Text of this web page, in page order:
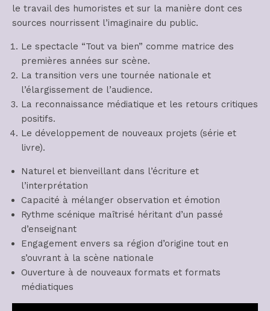
le travail des humoristes et sur la manière dont ces
sources nourrissent l’imaginaire du public.
Le spectacle “Tout va bien” comme matrice des
premières années sur scène.
La transition vers une tournée nationale et
l’élargissement de l’audience.
La reconnaissance médiatique et les retours critiques
positifs.
Le développement de nouveaux projets (série et
livre).
Naturel et bienveillant dans l’écriture et
l’interprétation
Capacité à mélanger observation et émotion
Rythme scénique maîtrisé héritant d’un passé
d’enseignant
Engagement envers sa région d’origine tout en
s’ouvrant à la scène nationale
Ouverture à de nouveaux formats et formats
médiatiques